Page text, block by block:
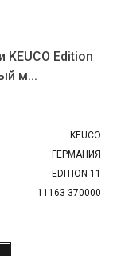
Edition
м...
KEUCO
ГЕРМАНИЯ
EDITION 11
11163 370000